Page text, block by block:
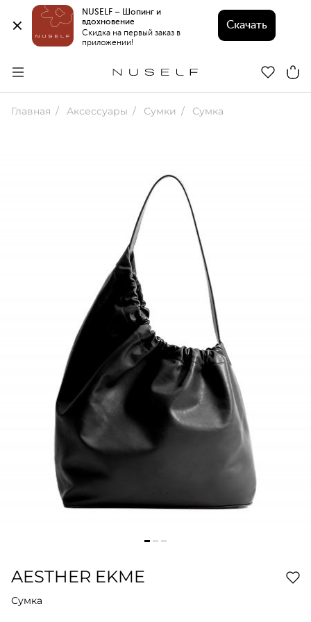
NUSELF – Шопинг и
вдохновение
Скидка на первый заказ в
приложении!
Скачать
Главная Аксессуары Сумки Сумка
AESTHER EKME
Сумка